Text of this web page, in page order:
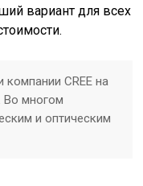
вариант для всех
CREE на
Во многом
и оптическим